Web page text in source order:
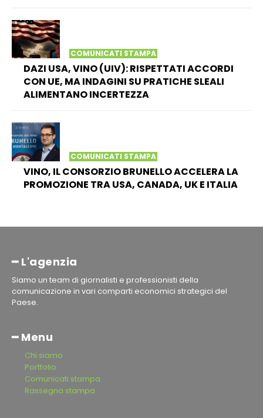
COMUNICATI STAMPA
DAZI USA, VINO (UIV): RISPETTATI ACCORDI
CON UE, MA INDAGINI SU PRATICHE SLEALI
ALIMENTANO INCERTEZZA
COMUNICATI STAMPA
VINO, IL CONSORZIO BRUNELLO ACCELERA LA
PROMOZIONE TRA USA, CANADA, UK E ITALIA
━ L'agenzia
Siamo un team di giornalisti e professionisti della
comunicazione in vari comparti economici strategici del
Paese.
━ Menu
Chi siamo
Portfolio
Comunicati stampa
Rassegna stampa